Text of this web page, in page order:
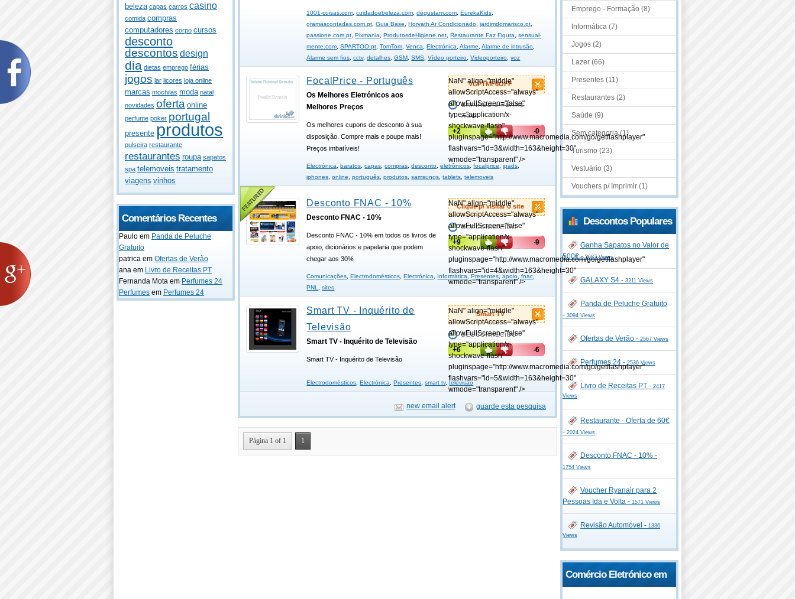
beleza capas carros casino
comida compras
computadores corpo cursos
desconto
descontos design
dia dietas emprego férias
jogos lar licores loja online
marcas mochilas moda natal
novidades oferta online
perfume poker portugal
presente produtos
pulseira restaurante
restaurantes roupa sapatos
spa telemoveis tratamento
viagens vinhos
Comentários Recentes
Paulo em Panda de Peluche
Gratuito
patrica em Ofertas de Verão
ana em Livro de Receitas PT
Fernanda Mota em Perfumes 24
Perfumes em Perfumes 24
1001-coisas.com,cuidadoebeleza.com,degustam.com, EurekaKids,
gramascontadas.com.pt,Guia Base, Horvath Ar Condicionado,jardimdomarisco.pt,
passione.com.pt, Pixmania, ProdutosdeHigiene.net, Restaurante Faz Figura,sensual-
mente.com,SPARTOO.pt,TomTom,Venca, Electrónica,Alarme,Alarme de intrusão,
Alarme sem fios,cctv,detalhes,GSM,SMS,Vídeo porteiro,Videoporteiro,voz
VCPTMF6OFF
NaN" align="middle"
allowScriptAccess="always"
allowFullScreen="false"
type="application/x-
shockwave-flash"
pluginspage="http://www.macromedia.com/go/getflashplayer"
flashvars="id=3&width=163&height=30"
wmode="transparent" />
EXPIRED 3 YEARS
AGO
+2 -0
FocalPrice - Português
Os Melhores Eletrónicos aos
Melhores Preços
Os melhores cupons de desconto à sua
disposição. Compre mais e poupe mais!
Preços imbatíveis!
Electrónica, baratos,capas,compras,desconto,eletrônicos,focalprice,ipads,
iphones,online,português,produtos,samsungs,tablets,telemoveis
Clique p/ visitar o site
NaN" align="middle"
allowScriptAccess="always"
allowFullScreen="false"
type="application/x-
shockwave-flash"
pluginspage="http://www.macromedia.com/go/getflashplayer"
flashvars="id=4&width=163&height=30"
wmode="transparent" />
DESCONHECIDO
+9 -9
Desconto FNAC - 10%
Desconto FNAC - 10%
Desconto FNAC - 10% em todos os livros de
apoio, dicionários e papelaria que podem
chegar aos 30%
Comunicações, Electrodomésticos, Electrónica, Informática, Presentes,apoio,fnac,
PNL,sites
Smart TV
NaN" align="middle"
allowScriptAccess="always"
allowFullScreen="false"
type="application/x-
shockwave-flash"
pluginspage="http://www.macromedia.com/go/getflashplayer"
flashvars="id=5&width=163&height=30"
wmode="transparent" />
DESCONHECIDO
+6 -6
Smart TV - Inquérito de
Televisão
Smart TV - Inquérito de Televisão
Smart TV - Inquérito de Televisão
Electrodomésticos, Electrónica, Presentes,smart tv,televisão
guarde esta pesquisa
new email alert
Página 1 of 1 1
Emprego - Formação (8)
Informática (7)
Jogos (2)
Lazer (66)
Presentes (11)
Restaurantes (2)
Saúde (9)
Sem categoria (1)
Turismo (23)
Vestuário (3)
Vouchers p/ Imprimir (1)
Descontos Populares
Ganha Sapatos no Valor de
500€ -3687 Views
GALAXY S4 - 3211 Views
Panda de Peluche Gratuito
- 3094 Views
Ofertas de Verão - 2567 Views
Perfumes 24 -2536 Views
Livro de Receitas PT - 2417
Views
Restaurante - Oferta de 60€
- 2024 Views
Desconto FNAC - 10% -
1754 Views
Voucher Ryanair para 2
Pessoas Ida e Volta - 1571 Views
Revisão Automóvel - 1336
Views
Comércio Eletrónico em